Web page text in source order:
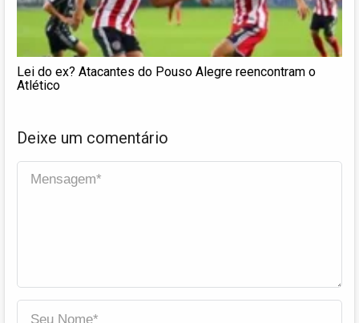
Lei do ex? Atacantes do Pouso Alegre reencontram o
Atlético
Deixe um comentário